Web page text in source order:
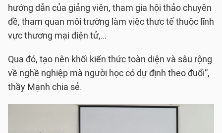
hướng dẫn của giảng viên, tham gia hội thảo chuyên
đề, tham quan môi trường làm việc thực tế thuộc lĩnh
vực thương mại điện tử,…
Qua đó, tạo nên khối kiến thức toàn diện và sâu rộng
về nghề nghiệp mà người học có dự định theo đuổi”,
thầy Mạnh chia sẻ.